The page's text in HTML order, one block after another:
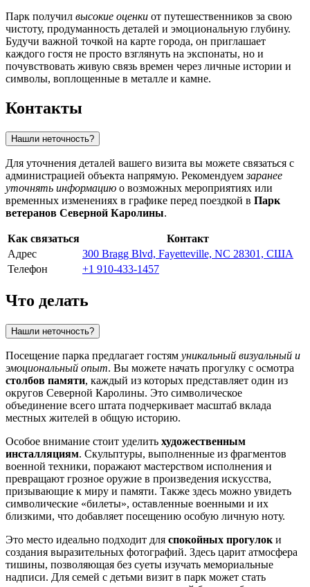
Парк получил высокие оценки от путешественников за свою
чистоту, продуманность деталей и эмоциональную глубину.
Будучи важной точкой на карте города, он приглашает
каждого гостя не просто взглянуть на экспонаты, но и
почувствовать живую связь времен через личные истории и
символы, воплощенные в металле и камне.
Контакты
Нашли неточность?
Для уточнения деталей вашего визита вы можете связаться с
администрацией объекта напрямую. Рекомендуемзаранее
уточнять информацию о возможных мероприятиях или
временных изменениях в графике перед поездкой в Парк
ветеранов Северной Каролины.
Как связаться
Контакт
Адрес
300 Bragg Blvd, Fayetteville, NC 28301, США
Телефон
+1 910-433-1457
Что делать
Нашли неточность?
Посещение парка предлагает гостям уникальный визуальный и
эмоциональный опыт. Вы можете начать прогулку с осмотра
столбов памяти, каждый из которых представляет один из
округов Северной Каролины. Это символическое
объединение всего штата подчеркивает масштаб вклада
местных жителей в общую историю.
Особое внимание стоит уделить художественным
инсталляциям. Скульптуры, выполненные из фрагментов
военной техники, поражают мастерством исполнения и
превращают грозное оружие в произведения искусства,
призывающие к миру и памяти. Также здесь можно увидеть
символические «билеты», оставленные военными и их
близкими, что добавляет посещению особую личную ноту.
Это место идеально подходит для спокойных прогулок и
создания выразительных фотографий. Здесь царит атмосфера
тишины, позволяющая без суеты изучать мемориальные
надписи. Для семей с детьми визит в парк может стать